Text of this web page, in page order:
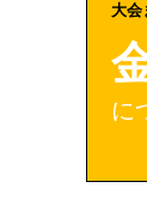
大会
に